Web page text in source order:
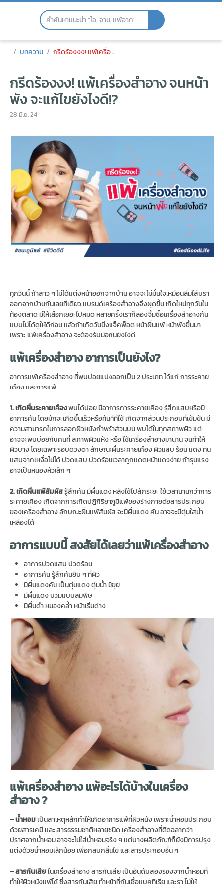
Skip
กรีดร้องงง! แพ้เครื่องสำอาง จนหน้าพัง จะ
บทความ กรีดร้องงง! แพ้เครื่องสำอาง จนหน้าพัง จะแก้ไขยังไงดี!?
กรีดร้องงง! แพ้เครื่องสำอาง จนหน้า
พัง จะแก้ไขยังไงดี!?
28 มิ.ย. 24
ทุกวันนี้ ถ้าสาว ๆ ไม่ได้แต่งหน้าออกจากบ้าน อาจจะไม่มั่นใจเหมือนลืมใส่บรา
ออกจากบ้านกันเลยทีเดียว แบรนด์เครื่องสำอางจึงผุดขึ้น เกิดใหม่ทุกวันใน
ท้องตลาด มีให้เลือกเยอะไปหมด หลายครั้งเราก็ลองจิ้มซื้อเครื่องสำอางกัน
แบบไม่ได้ดูให้ดีก่อน แล้วถ้าเกิดวันนึงแจ็คพ็อต หน้าผื่นแพ้ หน้าพังขึ้นมา
เพราะ แพ้เครื่องสำอาง จะต้องรับมือกันยังไงดี
แพ้เครื่องสำอาง อาการเป็นยังไง?
อาการแพ้เครื่องสำอาง ที่พบบ่อยแบ่งออกเป็น 2 ประเภท ได้แก่ การระคาย
เคือง และการแพ้
1. เกิดผื่นระคายเคืองพบได้บ่อย มีอาการการระคายเคือง รู้สึกแสบหรือมี
อาการคัน โดยมักจะเกิดขึ้นเร็วหรือทันทีที่ใช้ เกิดจากส่วนประกอบที่เข้มข้น มี
ความสามารถในการลอกผิวหนังกำพร้าส่วนบน พบได้ในทุกสภาพผิว แต่
อาจจะพบบ่อยกับคนที่ สภาพผิวแห้ง หรือ ใช้เครื่องสำอางมานาน จนทำให้
ผิวบาง โดยเฉพาะรอบดวงตา ลักษณะผื่นระคายเคือง ผิวแสบ ร้อน แดง ทน
แสบจากเหงื่อไม่ได้ ปวดแสบ ปวดร้อนเวลาถูกแดดหน้าแดงง่าย ถ้ารุนแรง
อาจเป็นหนองหัวเล็ก ๆ
2. เกิดผื่นแพ้สัมผัสรู้สึกคัน มีผื่นแดง หลังใช้ไปสักระยะ ใช้เวลานานกว่าการ
ระคายเคือง เกิดจากการเกิดปฎิกิริยาภูมิแพ้ของร่างกายต่อสารประกอบ
ของเครื่องสำอาง ลักษณะผื่นแพ้สัมผัส จะมีผื่นแดง คัน อาจจะมีตุ่มใสน้ำ
เหลืองได้
อาการแบบนี้ สงสัยได้เลยว่าแพ้เครื่องสำอาง
อาการปวดแสบ ปวดร้อน
อาการคัน รู้สึกคันยิบ ๆ ที่ผิว
มีผื่นแดงคัน เป็นตุ่มแดง ตุ่มน้ำ มีขุย
มีผื่นแดง บวมแบบลมพิษ
มีผื่นดำ หมองคล้ำ หน้าเริ่มด่าง
แพ้เครื่องสำอาง แพ้อะไรได้บ้างในเครื่อง
สำอาง ?
– น้ำหอม เป็นสาเหตุหลักทำให้เกิดอาการแพ้ที่ผิวหนัง เพราะน้ำหอมประกอบ
ด้วยสารเคมี และ สารธรรมชาติหลายชนิด เครื่องสำอางที่ติดฉลากว่า
ปราศจากน้ำหอม อาจจะไม่ใส่น้ำหอมจริง ๆ แต่บางผลิตภัณฑ์ก็ยังมีการปรุง
แต่งด้วยน้ำหอมเล็กน้อย เพื่อกลบกลิ่นไข และสารประกอบอื่น ๆ
– สารกันเสียในเครื่องสำอาง สารกันเสีย เป็นอันดับสองรองจากน้ำหอมที่
ทำให้ผิวหนังแพ้ได้ ซึ่งสารกันเสีย ทำหน้าที่กันเชื้อแบคทีเรีย และรา ไม่ให้